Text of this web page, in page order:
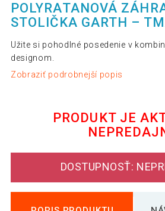
POLYRATANOVÁ
STOLIČKA GARTH –
Užite si pohodlné posedenie v
designom.
Zobraziť podrobnejší popis
PRODUKT JE
DOSTUPNOSŤ: